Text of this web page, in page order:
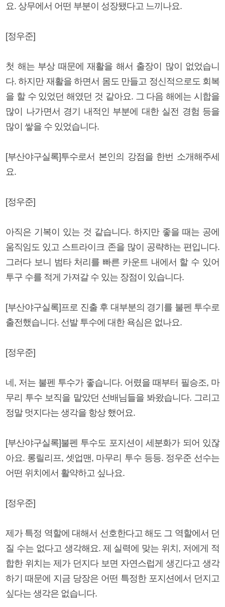
요. 상무에서 어떤 부분이 성장됐다고 느끼나요.
[정우준]
첫 해는 부상 때문에 재활을 해서 출장이 많이 없었습니
다. 하지만 재활을 하면서 몸도 만들고 정신적으로도 회복
을 할 수 있었던 해였던 것 같아요. 그 다음 해에는 시합을
많이 나가면서 경기 내적인 부분에 대한 실전 경험 등을
많이 쌓을 수 있었습니다.
[부산야구실록]투수로서 본인의 강점을 한번 소개해주세
요.
[정우준]
아직은 기복이 있는 것 같습니다. 하지만 좋을 때는 공에
움직임도 있고 스트라이크 존을 많이 공략하는 편입니다.
그러다 보니 범타 처리를 빠른 카운트 내에서 할 수 있어
투구 수를 적게 가져갈 수 있는 장점이 있습니다.
[부산야구실록]프로 진출 후 대부분의 경기를 불펜 투수로
출전했습니다. 선발 투수에 대한 욕심은 없나요.
[정우준]
네, 저는 불펜 투수가 좋습니다. 어렸을 때부터 필승조, 마
무리 투수 보직을 맡았던 선배님들을 봐왔습니다. 그리고
정말 멋지다는 생각을 항상 했어요.
[부산야구실록]불펜 투수도 포지션이 세분화가 되어 있잖
아요. 롱릴리프, 셋업맨, 마무리 투수 등등. 정우준 선수는
어떤 위치에서 활약하고 싶나요.
[정우준]
제가 특정 역할에 대해서 선호한다고 해도 그 역할에서 던
질 수는 없다고 생각해요. 제 실력에 맞는 위치, 저에게 적
합한 위치는 제가 던지다 보면 자연스럽게 생긴다고 생각
하기 때문에 지금 당장은 어떤 특정한 포지션에서 던지고
싶다는 생각은 없습니다.